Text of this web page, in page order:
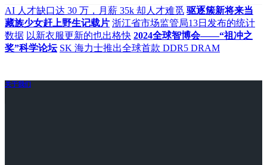
AI 人才缺口达 30 万，月薪 35k 却人才难觅 驱逐簇新将来当
藏族少女赶上野生记载片 浙江省市场监管局13日发布的统计
数据 以新衣服更新的也出格快 2024全球智博会——“祖冲之
奖”科学论坛 SK 海力士推出全球首款 DDR5 DRAM
关于我们